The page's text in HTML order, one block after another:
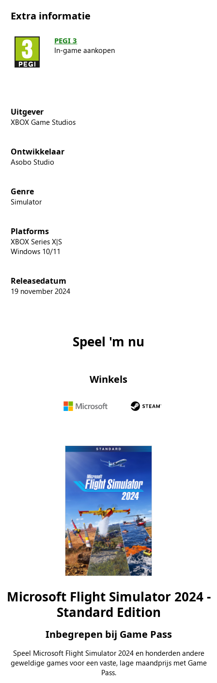
Extra informatie
PEGI 3
In-game aankopen
Uitgever
XBOX Game Studios
Ontwikkelaar
Asobo Studio
Genre
Simulator
Platforms
XBOX Series X|S
Windows 10/11
Releasedatum
19 november 2024
Speel 'm nu
Winkels
Microsoft Flight Simulator 2024 -
Standard Edition
Inbegrepen bij Game Pass
Speel Microsoft Flight Simulator 2024 en honderden andere
geweldige games voor een vaste, lage maandprijs met Game
Pass.